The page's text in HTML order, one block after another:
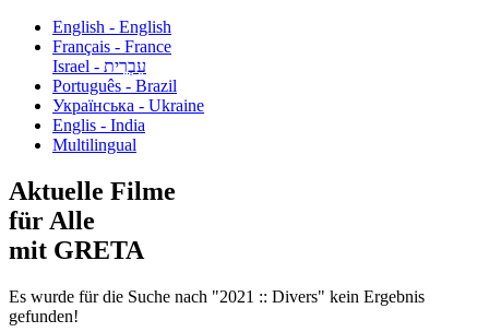
English - English
Français - France
עִבְרִית - Israel
Português - Brazil
Українська - Ukraine
Englis - India
Multilingual
Aktuelle Filme
für Alle
mit GRETA
Es wurde für die Suche nach "2021 :: Divers" kein Ergebnis
gefunden!